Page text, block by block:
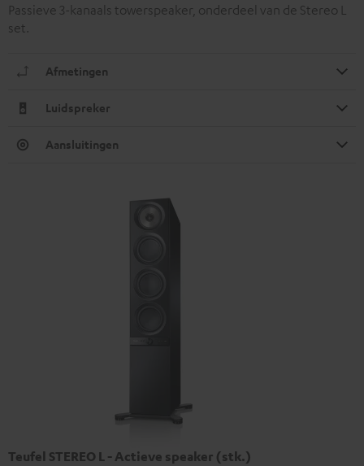
Passieve 3-kanaals towerspeaker, onderdeel van de Stereo L
set.
Afmetingen
Luidspreker
Aansluitingen
Teufel STEREO L - Actieve speaker (stk.)